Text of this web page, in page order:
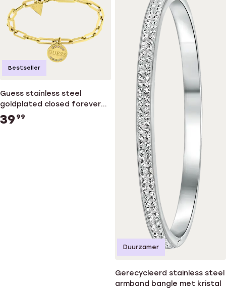
Guess stainless steel
goldplated closed forever
armband
39 99
Bestseller
Gerecycleerd stainless steel
armband bangle met kristal
Duurzamer